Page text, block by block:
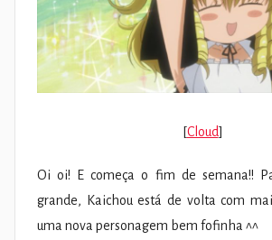
[Cloud]
Oi oi! E começa o fim de semana!!
grande, Kaichou está de volta com
uma nova personagem bem fofinha ^^